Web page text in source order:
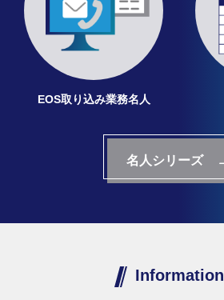
EOS取り込み業務名人
名人シリーズ
Information